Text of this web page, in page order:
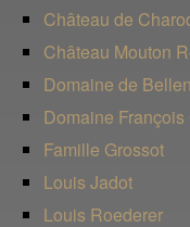
Château de
Château Mouton
Domaine de
Domaine François
Famille Grossot
Louis Jadot
Louis Roederer